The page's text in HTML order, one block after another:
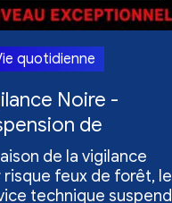
quotidienne
Noire -
de
des
verts
de la vigilance
risque feux de forêt, le
technique suspend